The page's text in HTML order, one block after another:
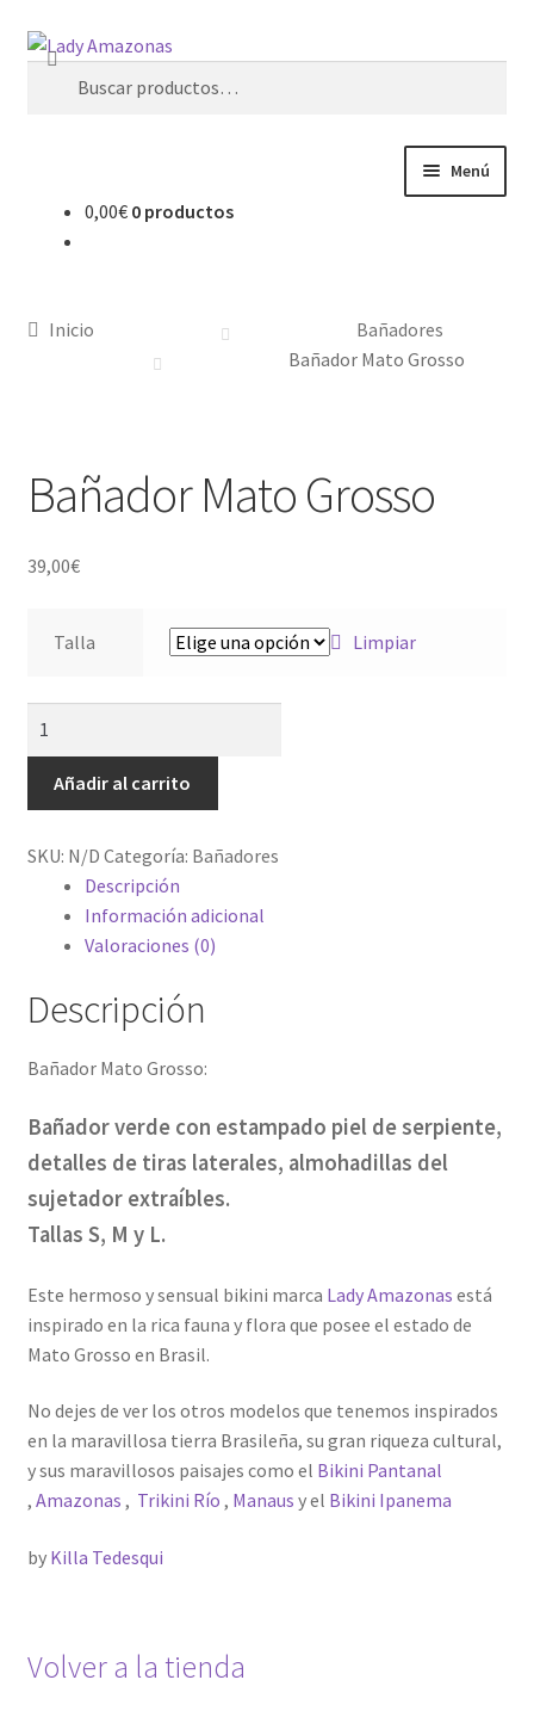
Buscar
Menú
Finalizar compra
0,00€ 0 productos
Inicio
Bañadores
Bañador Mato Grosso
Bañador Mato Grosso
39,00€
Talla Limpiar
Añadir al carrito
SKU: N/D Categoría: Bañadores
Descripción
Información adicional
Valoraciones (0)
Descripción
Bañador Mato Grosso:
Bañador verde con estampado piel de serpiente,
detalles de tiras laterales, almohadillas del
sujetador extraíbles.
Tallas S, M y L.
Este hermoso y sensual bikini marca Lady Amazonas está
inspirado en la rica fauna y flora que posee el estado de
Mato Grosso en Brasil.
No dejes de ver los otros modelos que tenemos inspirados
en la maravillosa tierra Brasileña, su gran riqueza cultural,
y sus maravillosos paisajes como el Bikini Pantanal
, Amazonas , Trikini Río , Manaus y el Bikini Ipanema
byKilla Tedesqui
Volver a la tienda